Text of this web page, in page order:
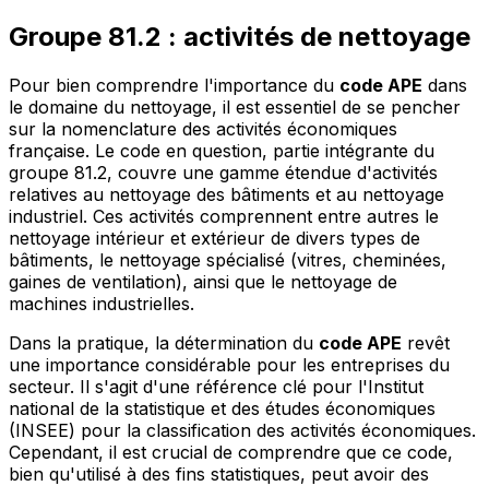
Groupe 81.2 : activités de nettoyage
Pour bien comprendre l'importance du code APE dans
le domaine du nettoyage, il est essentiel de se pencher
sur la nomenclature des activités économiques
française. Le code en question, partie intégrante du
groupe 81.2, couvre une gamme étendue d'activités
relatives au nettoyage des bâtiments et au nettoyage
industriel. Ces activités comprennent entre autres le
nettoyage intérieur et extérieur de divers types de
bâtiments, le nettoyage spécialisé (vitres, cheminées,
gaines de ventilation), ainsi que le nettoyage de
machines industrielles.
Dans la pratique, la détermination du code APE revêt
une importance considérable pour les entreprises du
secteur. Il s'agit d'une référence clé pour l'Institut
national de la statistique et des études économiques
(INSEE) pour la classification des activités économiques.
Cependant, il est crucial de comprendre que ce code,
bien qu'utilisé à des fins statistiques, peut avoir des